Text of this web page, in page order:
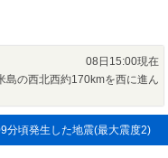
08日15:00現在
島の西北西約170kmを西に進ん
分頃発生した地震(最大震度2)